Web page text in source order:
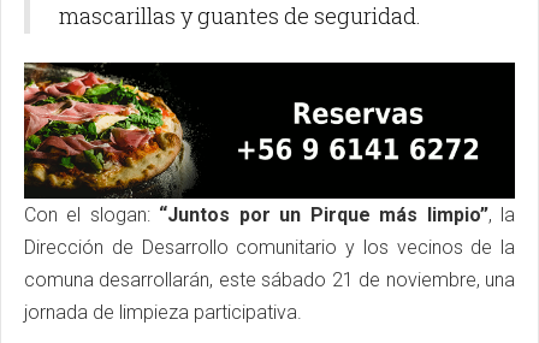
mascarillas y guantes de seguridad.
Con el slogan:“Juntos por un Pirque más limpio”, la
Dirección de Desarrollo comunitario y los vecinos de la
comuna desarrollarán, este sábado 21 de noviembre, una
jornada de limpieza participativa.